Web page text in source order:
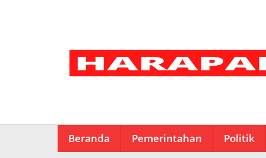
Beranda Pemerintahan Politik